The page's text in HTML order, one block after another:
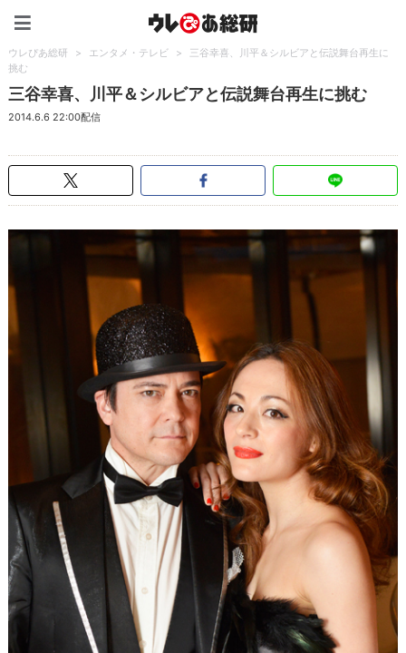
ウレぴあ総研 > エンタメ・テレビ >
三谷幸喜、川平＆シルビアと伝説舞台再生に
挑む
三谷幸喜、川平＆シルビアと伝説舞台再生に挑む
2014.6.6 22:00配信